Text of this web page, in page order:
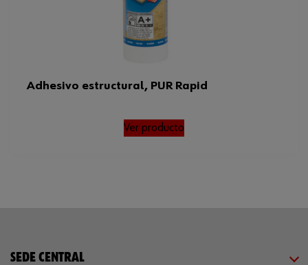
Adhesivo estructural, PUR Rapid
Ver producto
SEDE CENTRAL